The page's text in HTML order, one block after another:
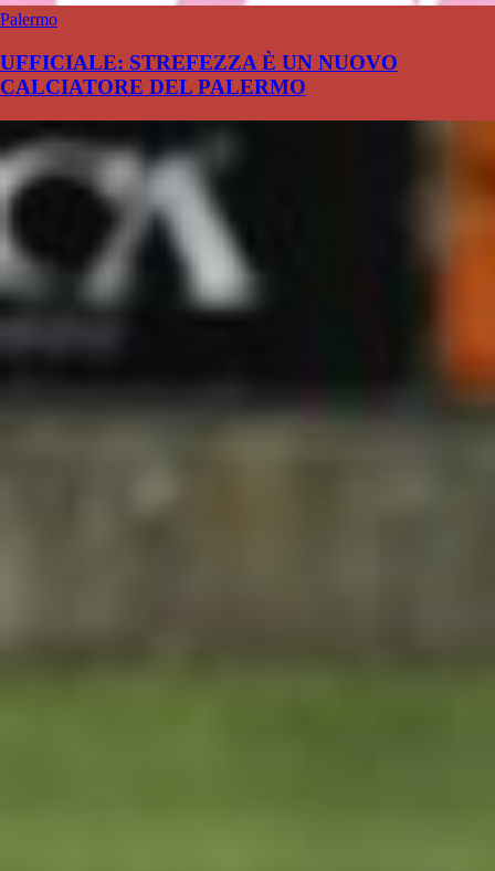
Palermo
UFFICIALE: STREFEZZA È UN NUOVO
CALCIATORE DEL PALERMO